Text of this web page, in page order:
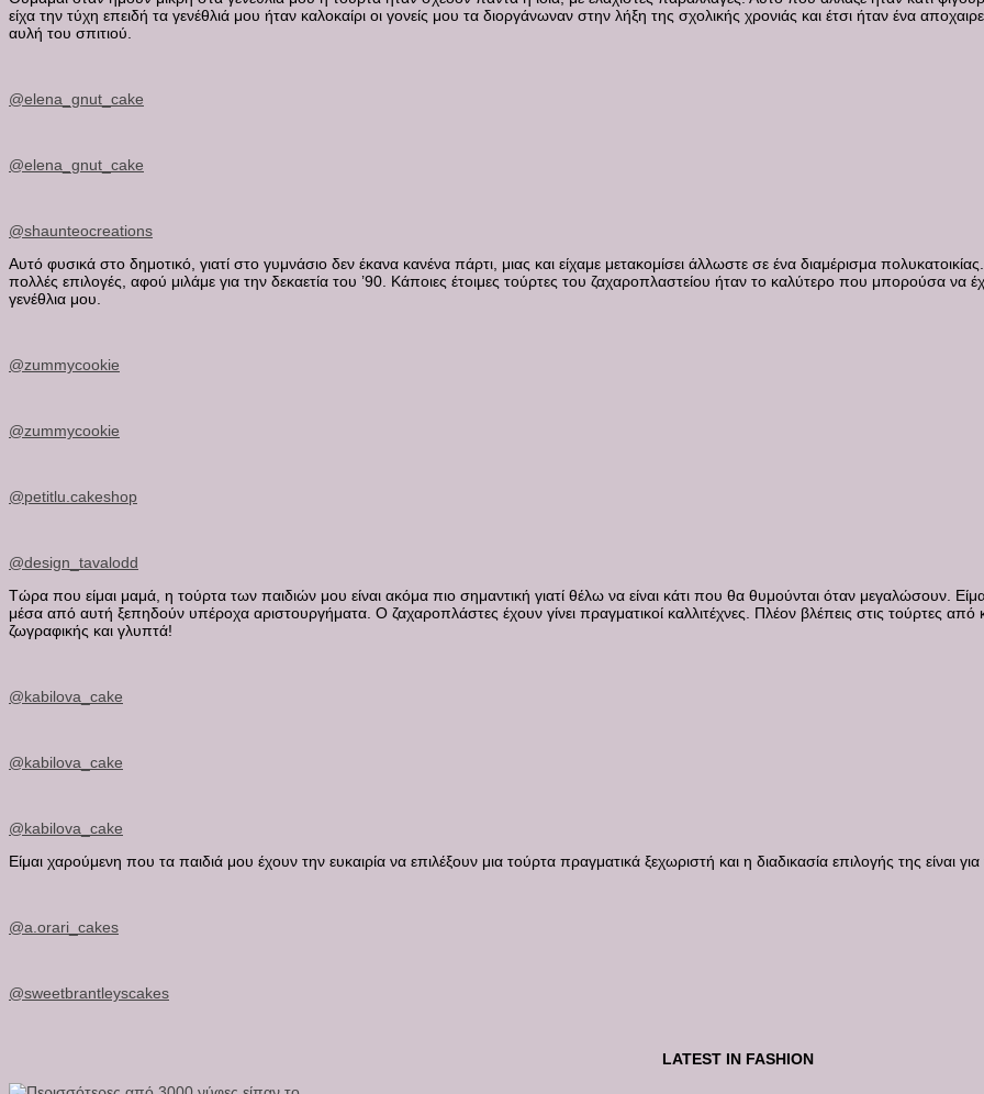
είχα την τύχη επειδή τα γενέθλιά μου ήταν καλοκαίρι οι γονείς μου τα διοργάνωναν στην λήξη της σχολικής χρονιάς και έτσι ήταν ένα
αυλή του σπιτιού.
@elena_gnut_cake
@elena_gnut_cake
@shaunteocreations
Αυτό φυσικά στο δημοτικό, γιατί στο γυμνάσιο δεν έκανα κανένα πάρτι, μιας και είχαμε μετακομίσει άλλωστε σε ένα διαμέρισμα
πολλές επιλογές, αφού μιλάμε για την δεκαετία του ’90. Κάποιες έτοιμες τούρτες του ζαχαροπλαστείου ήταν το καλύτερο που μπορούσα
γενέθλια μου.
@zummycookie
@zummycookie
@petitlu.cakeshop
@design_tavalodd
Τώρα που είμαι μαμά, η τούρτα των παιδιών μου είναι ακόμα πιο σημαντική γιατί θέλω να είναι κάτι που θα θυμούνται όταν μεγαλώσουν.
μέσα από αυτή ξεπηδούν υπέροχα αριστουργήματα. Ο ζαχαροπλάστες έχουν γίνει πραγματικοί καλλιτέχνες. Πλέον βλέπεις στις τούρτες
ζωγραφικής και γλυπτά!
@kabilova_cake
@kabilova_cake
@kabilova_cake
Είμαι χαρούμενη που τα παιδιά μου έχουν την ευκαιρία να επιλέξουν μια τούρτα πραγματικά ξεχωριστή και η διαδικασία επιλογής της είναι για
@a.orari_cakes
@sweetbrantleyscakes
LATEST IN FASHION